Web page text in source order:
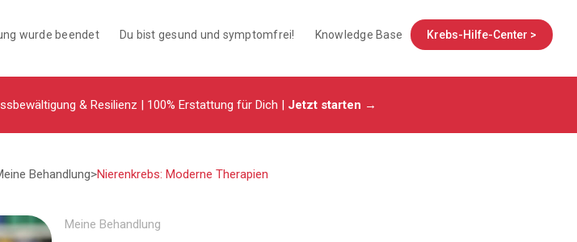
wurde beendet Du bist gesund und symptomfrei! Knowledge Base Krebs-Hilfe-Center >
& Resilienz | 100% Erstattung für Dich | Jetzt starten →
Behandlung>Nierenkrebs: Moderne Therapien
Meine Behandlung